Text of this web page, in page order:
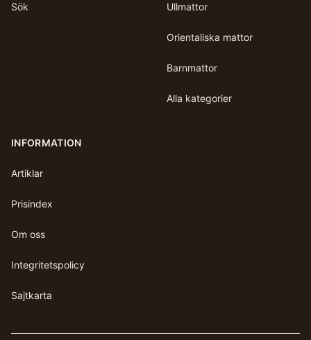
Sök Ullmattor
Orientaliska mattor
Barnmattor
Alla kategorier
INFORMATION
Artiklar
Prisindex
Om oss
Integritetspolicy
Sajtkarta